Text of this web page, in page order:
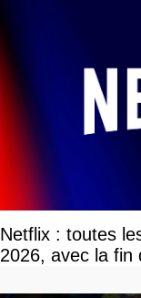
Netflix : toutes
2026, avec la fin